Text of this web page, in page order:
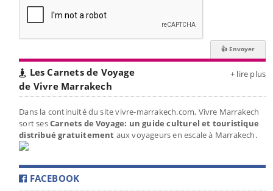
Les Carnets de Voyage
de Vivre Marrakech
+ lire plus
Dans la continuité du site vivre-marrakech.com, Vivre Marrakech
sort sesCarnets de Voyage: un guide culturel et touristique
distribué gratuitement aux voyageurs en escale à Marrakech.
FACEBOOK